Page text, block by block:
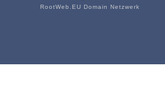
RootWeb.EU Domain Netzwerk